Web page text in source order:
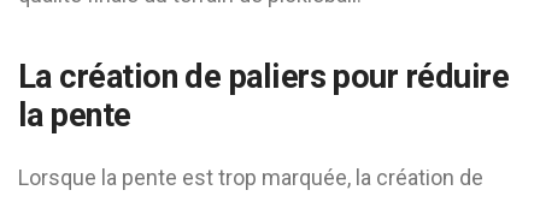
La création de paliers pour réduire
la pente
Lorsque la pente est trop marquée, la création de